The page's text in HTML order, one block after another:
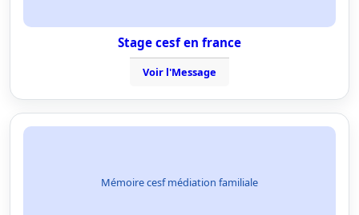
Stage cesf en france
Voir l'Message
Mémoire cesf médiation familiale